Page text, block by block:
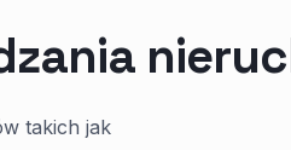
takich jak